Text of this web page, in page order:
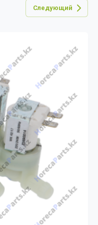
Следующий